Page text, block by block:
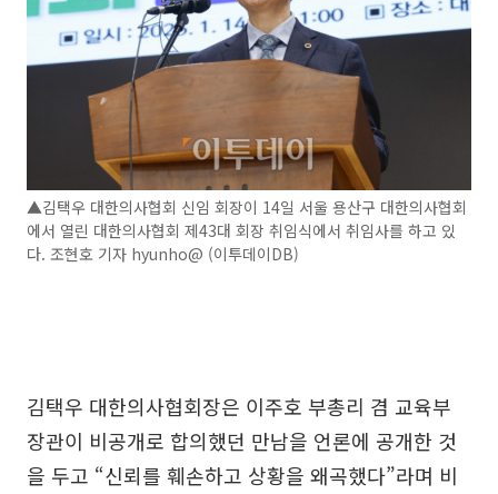
▲김택우 대한의사협회 신임 회장이 14일 서울 용산구 대한의사협회
에서 열린 대한의사협회 제43대 회장 취임식에서 취임사를 하고 있
다. 조현호 기자 hyunho@ (이투데이DB)
김택우 대한의사협회장은 이주호 부총리 겸 교육부
장관이 비공개로 합의했던 만남을 언론에 공개한 것
을 두고 “신뢰를 훼손하고 상황을 왜곡했다”라며 비